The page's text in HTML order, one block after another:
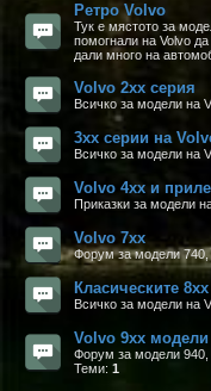
Ретро Volvo
Тук е мястото за
помогнали на Volvo
дали много на
Volvo 2xx серия
Всичко за модели на
3xx серии на
Всичко за модели на
Volvo 4xx и
Приказки за модели
Volvo 7xx
Форум за модели 740,
Класическите
Всичко за модели на
Volvo 9xx модели
Форум за модели 940,
Теми: 1